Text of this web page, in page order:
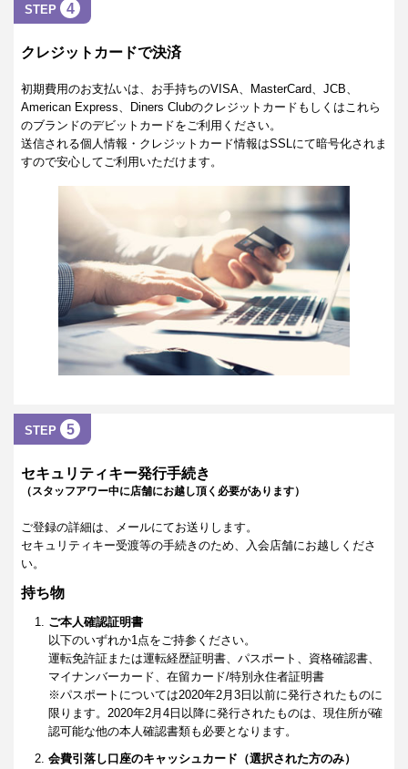
STEP 4
クレジットカードで決済
初期費用のお支払いは、お手持ちのVISA、MasterCard、JCB、
American Express、Diners Clubのクレジットカードもしくはこれら
のブランドのデビットカードをご利用ください。
送信される個人情報・クレジットカード情報はSSLにて暗号化されま
すので安心してご利用いただけます。
STEP 5
セキュリティキー発行手続き
（スタッフアワー中に店舗にお越し頂く必要があります）
ご登録の詳細は、メールにてお送りします。
セキュリティキー受渡等の手続きのため、入会店舗にお越しくださ
い。
持ち物
ご本人確認証明書
以下のいずれか1点をご持参ください。
運転免許証または運転経歴証明書、パスポート、資格確認書、
マイナンバーカード、在留カード/特別永住者証明書
※パスポートについては2020年2月3日以前に発行されたものに
限ります。2020年2月4日以降に発行されたものは、現住所が確
認可能な他の本人確認書類も必要となります。
会費引落し口座のキャッシュカード（選択された方のみ）